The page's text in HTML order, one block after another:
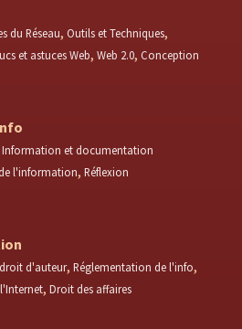
du Réseau Outils et Techniques
et astuces Web Web 2.0 Conception
Information et documentation
l'information Réflexion
d'auteur Réglementation de l'info
Droit des affaires